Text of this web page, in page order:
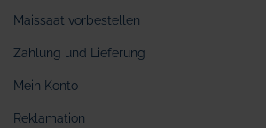
Maissaat vorbestellen
Zahlung und Lieferung
Mein Konto
Reklamation